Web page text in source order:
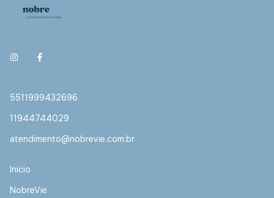
5511999432696
11944744029
atendimento@nobrevie.com.br
Início
NobreVie